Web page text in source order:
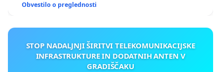
Obvestilo o preglednosti
STOP NADALJNJI ŠIRITVI TELEKOMUNIKACIJSKE
INFRASTRUKTURE IN DODATNIH ANTEN V
GRADIŠČAKU